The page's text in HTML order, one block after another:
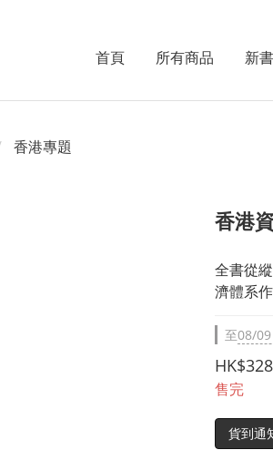
首頁 所有商品 新
香港專題
香港
全書從
濟體系
至08/
售完
貨到通